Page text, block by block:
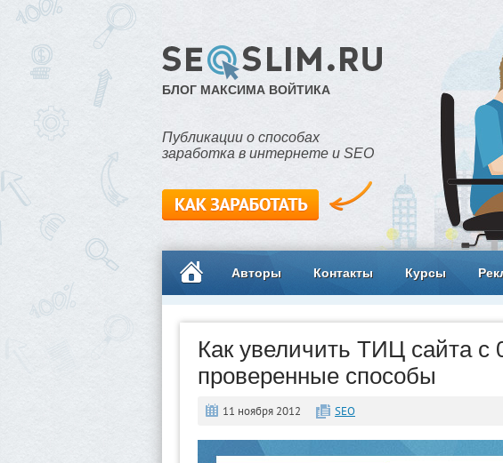
БЛОГ МАКСИМА ВОЙТИКА
Публикации о способах
заработка в интернете и SEO
Авторы Контакты Курсы
Как увеличить ТИЦ сайта
проверенные способы
11 ноября 2012 SEO